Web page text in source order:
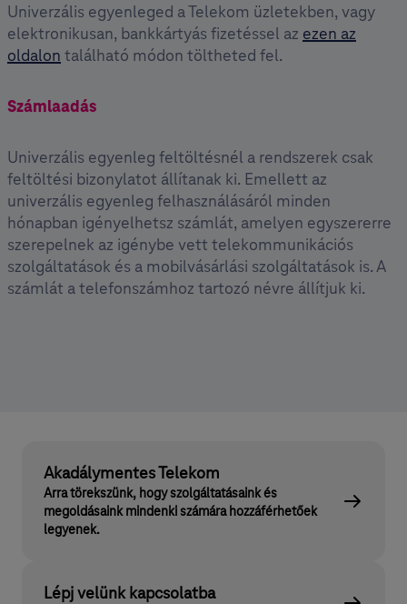
Univerzális egyenleged a Telekom üzletekben, vagy
elektronikusan, bankkártyás fizetéssel az ezen az
oldalon található módon töltheted fel.
Számlaadás
Univerzális egyenleg feltöltésnél a rendszerek csak
feltöltési bizonylatot állítanak ki. Emellett az
univerzális egyenleg felhasználásáról minden
hónapban igényelhetsz számlát, amelyen egyszererre
szerepelnek az igénybe vett telekommunikációs
szolgáltatások és a mobilvásárlási szolgáltatások is. A
számlát a telefonszámhoz tartozó névre állítjuk ki.
Akadálymentes Telekom
Arra törekszünk, hogy szolgáltatásaink és
megoldásaink mindenki számára hozzáférhetőek
legyenek.
Lépj velünk kapcsolatba